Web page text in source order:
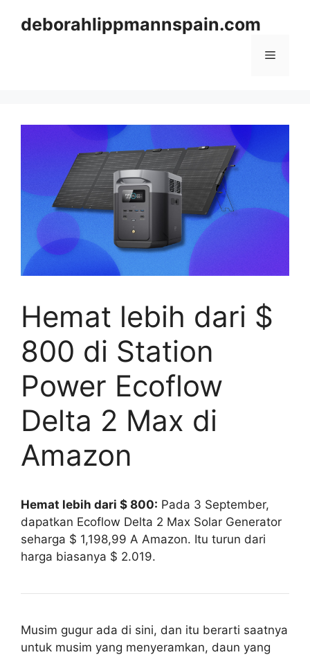
deborahlippmannspain.com
Menu
Hemat lebih dari $
800 di Station
Power Ecoflow
Delta 2 Max di
Amazon
Hemat lebih dari $ 800: Pada 3 September,
dapatkan Ecoflow Delta 2 Max Solar Generator
seharga $ 1,198,99 A Amazon. Itu turun dari
harga biasanya $ 2.019.
Musim gugur ada di sini, dan itu berarti saatnya
untuk musim yang menyeramkan, daun yang